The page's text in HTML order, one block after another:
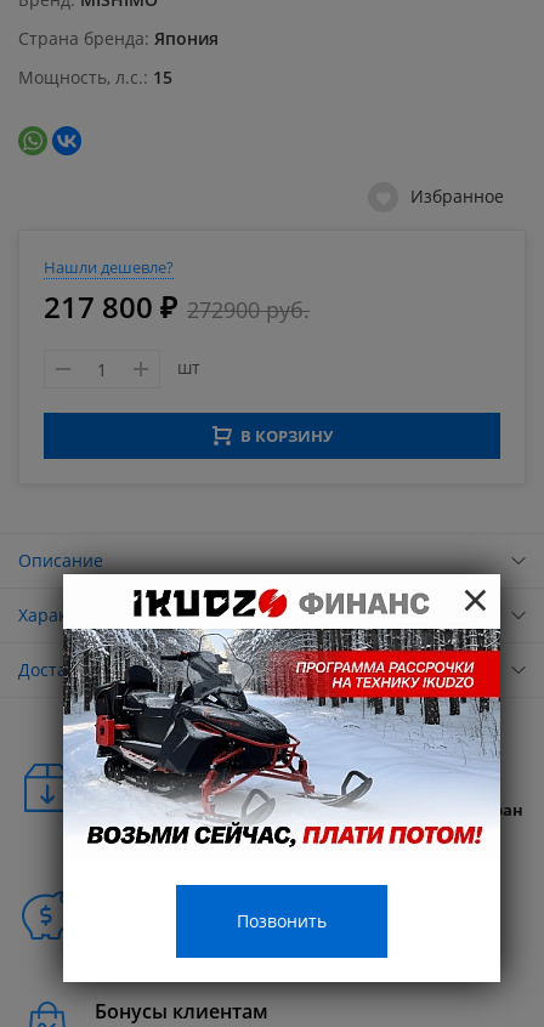
Страна бренда Япония
Мощность, л.с. 15
Избранное
Нашли дешевле?
217 800 ₽ 272900 руб.
шт
В КОРЗИНУ
Описание
Характеристики
Доставка
Удобная доставка
Бесплатная доставка в любую точку России и стран
СНГ
Бонусы клиентам
×
Позвонить